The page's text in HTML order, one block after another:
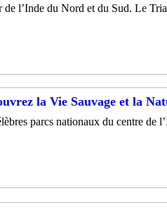
l’Inde du Nord et du Sud. Le
la Vie Sauvage et la
parcs nationaux du centre de